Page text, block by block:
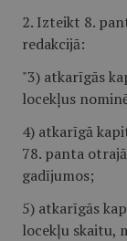
2. Izteikt 8.
redakcijā:
"3) atkarīgās
locekļus
4) atkarīgā
78. panta
gadījumos;
5) atkarīgās
locekļu skaitu,